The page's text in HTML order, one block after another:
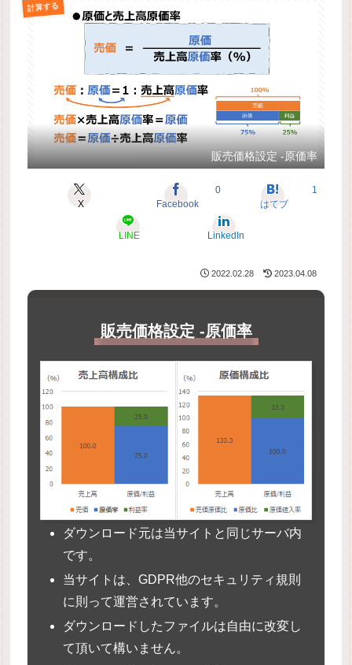
計算する
販売価格設定 -原価率
X Facebook
0
はてブ
1
LINE LinkedIn
2022.02.28 2023.04.08
販売価格設定 -原価率
ダウンロード元は当サイトと同じサーバ内
です。
当サイトは、GDPR他のセキュリティ規則
に則って運営されています。
ダウンロードしたファイルは自由に改変し
て頂いて構いません。